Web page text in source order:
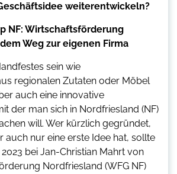
weiterentwickeln?
NF: Wirtschaftsförderung
Weg zur eigenen Firma
sein wie
regionalen Zutaten oder Möbel
auch eine innovative
der man sich in Nordfriesland (NF)
will. Wer kürzlich gegründet,
auch nur eine erste Idee hat, sollte
2023 bei Jan-Christian Mahrt von
Nordfriesland (WFG NF)